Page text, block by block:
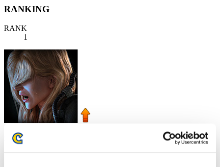
RANKING
RANK
1
Centurion
スコア:Lv:1/03'32"77